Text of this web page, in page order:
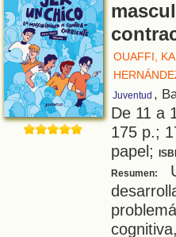
OUAFFI,
Juventud ,
De 11 a
175 p.;
papel;
Resumen: